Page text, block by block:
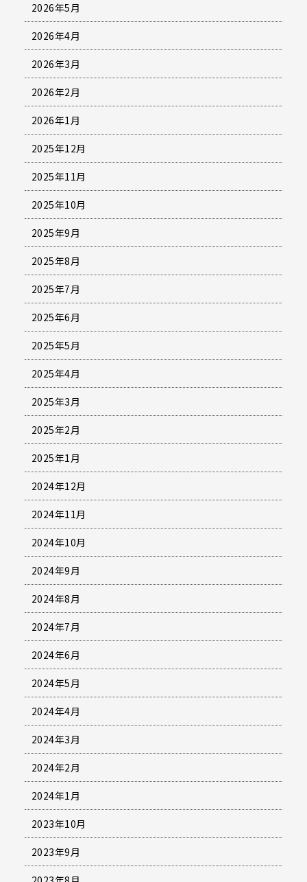
2026年5月
2026年4月
2026年3月
2026年2月
2026年1月
2025年12月
2025年11月
2025年10月
2025年9月
2025年8月
2025年7月
2025年6月
2025年5月
2025年4月
2025年3月
2025年2月
2025年1月
2024年12月
2024年11月
2024年10月
2024年9月
2024年8月
2024年7月
2024年6月
2024年5月
2024年4月
2024年3月
2024年2月
2024年1月
2023年10月
2023年9月